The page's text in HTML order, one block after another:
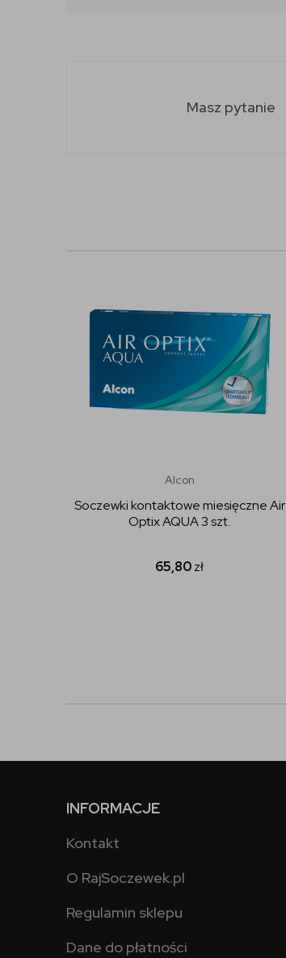
Masz pytanie
Alcon
Soczewki kontaktowe miesięczne Air
Optix AQUA 3 szt.
65,80zł
INFORMACJE
Kontakt
O RajSoczewek.pl
Regulamin sklepu
Dane do płatności